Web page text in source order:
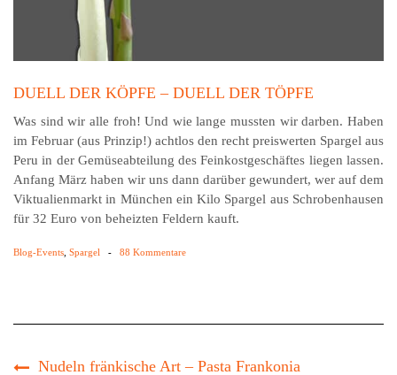
DUELL DER KÖPFE – DUELL DER TÖPFE
Was sind wir alle froh! Und wie lange mussten wir dar­ben. Haben
im Februar (aus Prinzip!) achtlos den recht preis­werten Spargel aus
Peru in der Gemüseabteilung des Feinkostgeschäftes liegen lassen.
Anfang März haben wir uns dann darüber gewundert, wer auf dem
Viktualienmarkt in München ein Kilo Spargel aus Schro­ben­hausen
für 32 Euro von beheizten Feldern kauft.
Blog-Events Spargel - 88 Kommentare
Nudeln fränkische Art – Pasta Frankonia